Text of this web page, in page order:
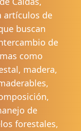
artículos de
buscan
de
como
madera,
de
forestales,